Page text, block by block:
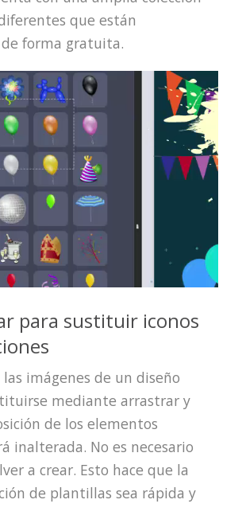
que están
forma gratuita.
para sustituir iconos
las imágenes de un diseño
mediante arrastrar y
de los elementos
inalterada. No es necesario
a crear. Esto hace que la
de plantillas sea rápida y